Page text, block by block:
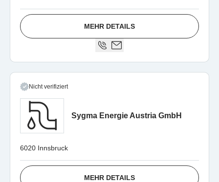
MEHR DETAILS
Nicht verifiziert
Sygma Energie Austria GmbH
6020 Innsbruck
MEHR DETAILS